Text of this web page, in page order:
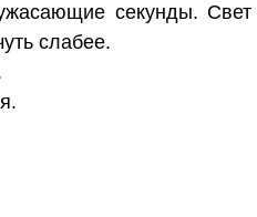
секунды. Свет
слабее.